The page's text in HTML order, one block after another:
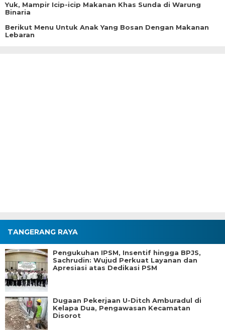
Yuk, Mampir Icip-icip Makanan Khas Sunda di Warung
Binaria
Berikut Menu Untuk Anak Yang Bosan Dengan Makanan
Lebaran
TANGERANG RAYA
Pengukuhan IPSM, Insentif hingga BPJS,
Sachrudin: Wujud Perkuat Layanan dan
Apresiasi atas Dedikasi PSM
Dugaan Pekerjaan U-Ditch Amburadul di
Kelapa Dua, Pengawasan Kecamatan
Disorot